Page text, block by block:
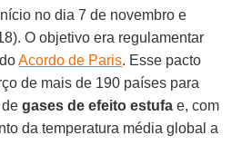
no dia 7 de novembro e
O objetivo era regulamentar
Acordo de Paris. Esse pacto
de mais de 190 países para
degases de efeito estufa e, com
da temperatura média global a